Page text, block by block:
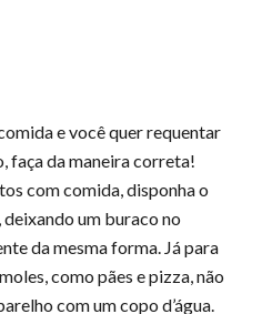
e você quer requentar
faça da maneira correta!
com comida, disponha o
um buraco no
da mesma forma. Já para
como pães e pizza, não
com um copo d’água.